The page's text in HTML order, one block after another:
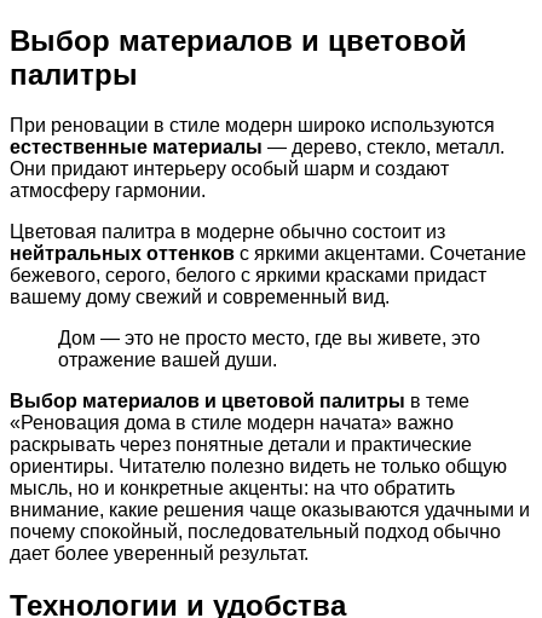
Выбор материалов и цветовой
палитры
При реновации в стиле модерн широко используются
естественные материалы — дерево, стекло, металл.
Они придают интерьеру особый шарм и создают
атмосферу гармонии.
Цветовая палитра в модерне обычно состоит из
нейтральных оттенков с яркими акцентами. Сочетание
бежевого, серого, белого с яркими красками придаст
вашему дому свежий и современный вид.
Дом — это не просто место, где вы живете, это
отражение вашей души.
Выбор материалов и цветовой палитры в теме
«Реновация дома в стиле модерн начата» важно
раскрывать через понятные детали и практические
ориентиры. Читателю полезно видеть не только общую
мысль, но и конкретные акценты: на что обратить
внимание, какие решения чаще оказываются удачными и
почему спокойный, последовательный подход обычно
дает более уверенный результат.
Технологии и удобства